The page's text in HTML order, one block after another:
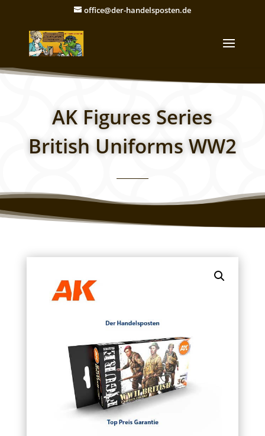
office@der-handelsposten.de
AK Figures Series
British Uniforms WW2